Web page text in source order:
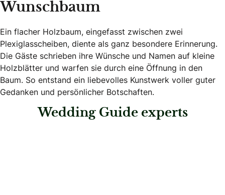
Wunschbaum
Ein flacher Holzbaum, eingefasst zwischen zwei
Plexiglasscheiben, diente als ganz besondere Erinnerung.
Die Gäste schrieben ihre Wünsche und Namen auf kleine
Holzblätter und warfen sie durch eine Öffnung in den
Baum. So entstand ein liebevolles Kunstwerk voller guter
Gedanken und persönlicher Botschaften.
Wedding Guide experts